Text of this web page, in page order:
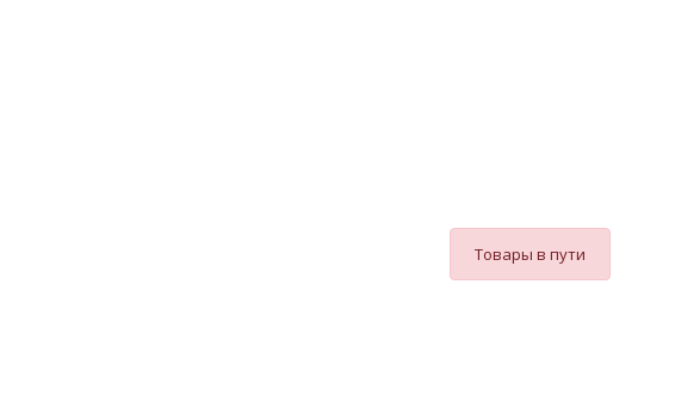
Товары в пути